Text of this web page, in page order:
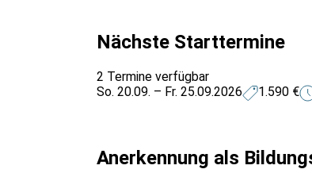
Nächste Starttermine
2 Termine verfügbar
So. 20.09. – Fr. 25.09.2026
1.590 €
Anerkennung als